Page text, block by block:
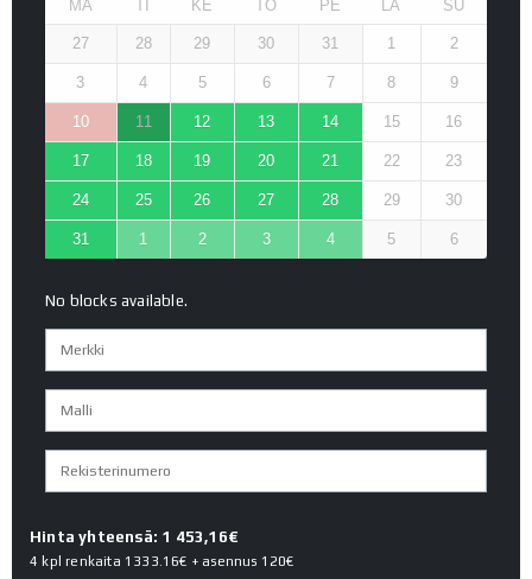
MA KE TO PE LA SU
27 28 29 30 31 1 2
3 4 5 6 7 8 9
10 11 12 13 14 15 16
17 18 19 20 21 22 23
24 25 26 27 28 29 30
31 1 2 3 4 5 6
No blocks available.
Hinta yhteensä: 1 453,16€
4 kpl renkaita 1333.16€ + asennus 120€